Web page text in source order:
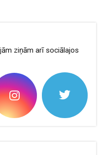
ziņām arī sociālajos